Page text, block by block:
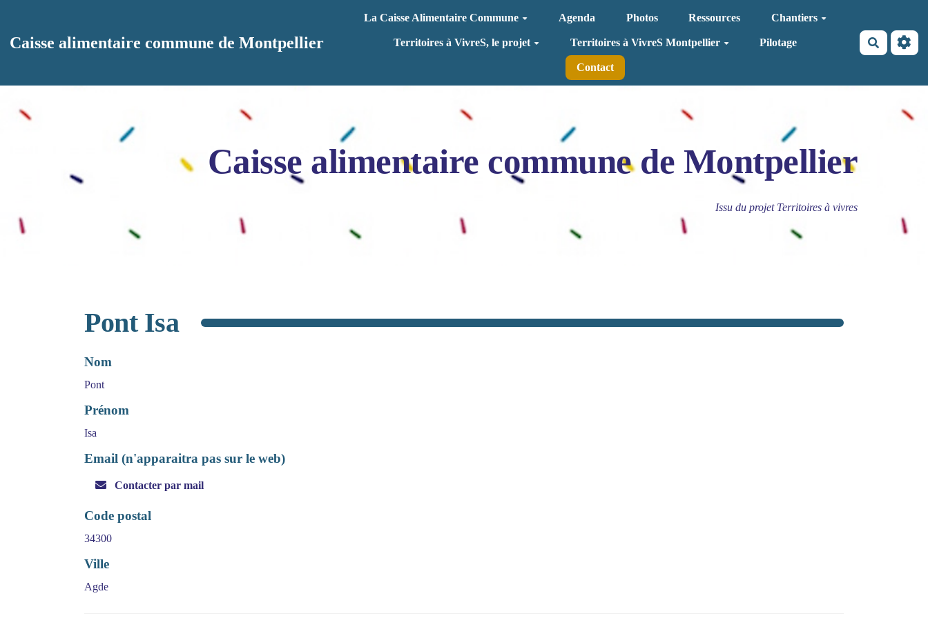
Caisse alimentaire commune de Montpellier
La Caisse Alimentaire Commune Agenda Photos Ressources Chantiers
Territoires à VivreS, le projet Territoires à VivreS Montpellier Pilotage
Contact
Caisse alimentaire commune de Montpellier
Issu du projet Territoires à vivres
Pont Isa
Nom
Pont
Prénom
Isa
Email (n'apparaitra pas sur le web)
Contacter par mail
Code postal
34300
Ville
Agde